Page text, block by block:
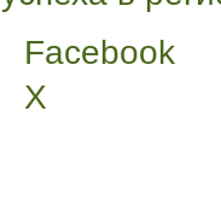
Share
the
post
Facebook
X